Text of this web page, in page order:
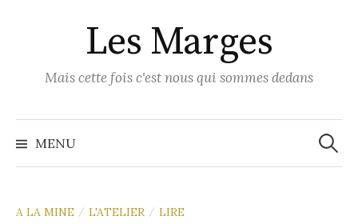
Les Marges
Mais cette fois c'est nous qui sommes dedans
MENU
A LA MINE / L'ATELIER / LIRE